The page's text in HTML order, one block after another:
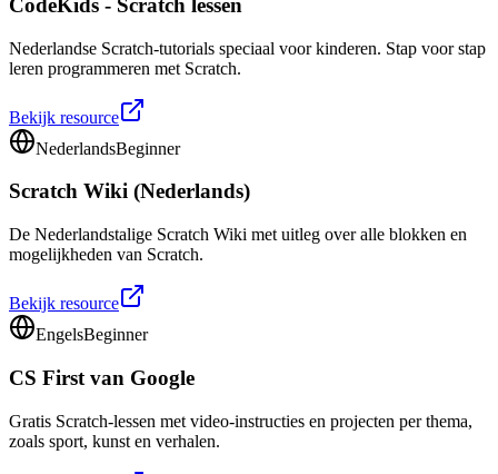
CodeKids - Scratch lessen
Nederlandse Scratch-tutorials speciaal voor kinderen. Stap voor stap
leren programmeren met Scratch.
Bekijk resource
NederlandsBeginner
Scratch Wiki (Nederlands)
De Nederlandstalige Scratch Wiki met uitleg over alle blokken en
mogelijkheden van Scratch.
Bekijk resource
EngelsBeginner
CS First van Google
Gratis Scratch-lessen met video-instructies en projecten per thema,
zoals sport, kunst en verhalen.